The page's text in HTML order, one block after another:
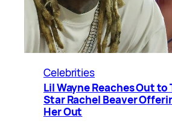
Celebrities
Lil Wayne Reaches Out to
Star Rachel Beaver
Her Out